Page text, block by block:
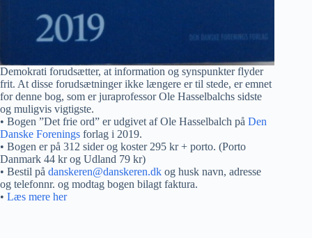
Demokrati forudsætter, at information og synspunkter flyder
frit. At disse forudsætninger ikke længere er til stede, er emnet
for denne bog, som er juraprofessor Ole Hasselbalchs sidste
og muligvis vigtigste.
• Bogen ”Det frie ord” er udgivet af Ole Hasselbalch på Den
Danske Forenings forlag i 2019.
• Bogen er på 312 sider og koster 295 kr + porto. (Porto
Danmark 44 kr og Udland 79 kr)
• Bestil på danskeren@danskeren.dk og husk navn, adresse
og telefonnr. og modtag bogen bilagt faktura.
• Læs mere her